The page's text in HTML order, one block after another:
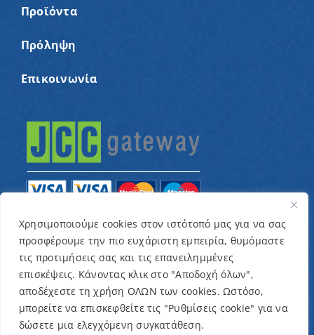
Χρησιμοποιούμε cookies στον ιστότοπό μας για να σας
προσφέρουμε την πιο ευχάριστη εμπειρία, θυμόμαστε
τις προτιμήσεις σας και τις επανειλημμένες
επισκέψεις. Κάνοντας κλικ στο "Αποδοχή όλων",
αποδέχεστε τη χρήση ΟΛΩΝ των cookies. Ωστόσο,
μπορείτε να επισκεφθείτε τις "Ρυθμίσεις cookie" για να
δώσετε μια ελεγχόμενη συγκατάθεση.
Προϊόντα
Πρόληψη
Επικοινωνία
© Copyright 2022 – Παγκύπριος Σύνδεσμος για
παιδιά με καρκίνο και συναφείς παθήσεις «Ένα
Όνειρο Μια Ευχή» / Designed & Developed byNETinfo
Plc